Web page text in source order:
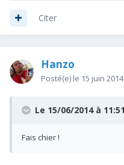
Citer
Hanzo
Posté(e) le 15 juin 2014
Le 15/06/2014 à
Fais chier !